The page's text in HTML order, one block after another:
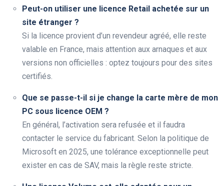
Peut-on utiliser une licence Retail achetée sur un
site étranger ?
Si la licence provient d’un revendeur agréé, elle reste
valable en France, mais attention aux arnaques et aux
versions non officielles : optez toujours pour des sites
certifiés.
Que se passe-t-il si je change la carte mère de mon
PC sous licence OEM ?
En général, l’activation sera refusée et il faudra
contacter le service du fabricant. Selon la politique de
Microsoft en 2025, une tolérance exceptionnelle peut
exister en cas de SAV, mais la règle reste stricte.